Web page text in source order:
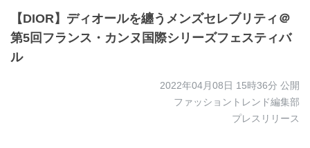
【DIOR】ディオールを纏うメンズセレブリティ＠
第5回フランス・カンヌ国際シリーズフェスティバ
ル
2022年04月08日 15時36分 公開
ファッショントレンド編集部
プレスリリース